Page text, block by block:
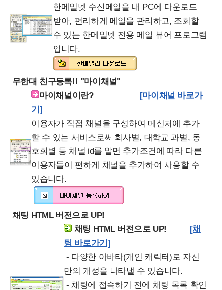
한메일넷 수신메일을 내 PC에 다운로드
받아, 편리하게 메일을 관리하고, 조회할
수 있는 한메일넷 전용 메일 뷰어 프로그램
입니다.
무한대 친구등록!! "마이채널"
마이채널이란? [마이채널 바로가
기]
이용자가 직접 채널을 구성하여 메신저에 추가
할 수 있는 서비스로써 회사별, 대학교 과별, 동
호회별 등 채널 id를 알면 추가조건에 따라 다른
이용자들이 편하게 채널을 추가하여 사용할 수
있습니다.
채팅 HTML 버전으로 UP!
채팅 HTML 버전으로 UP! [채
팅 바로가기]
- 다양한 아바타(개인 캐릭터)로 자신
만의 개성을 나타낼 수 있습니다.
- 채팅에 접속하기 전에 채팅 목록 확인